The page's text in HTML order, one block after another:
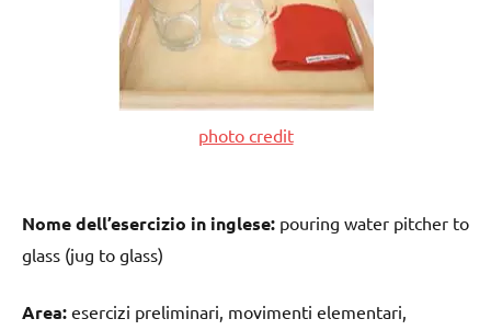
photo credit
Nome dell’esercizio in inglese: pouring water pitcher to
glass (jug to glass)
Area: esercizi preliminari, movimenti elementari,